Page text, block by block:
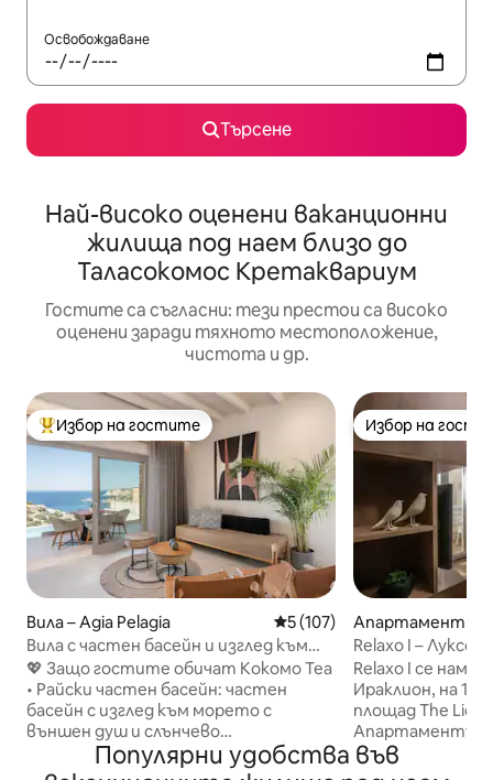
Освобождаване
Търсене
Най-високо оценени ваканционни
жилища под наем близо до
Таласокомос Кретаквариум
Гостите са съгласни: тези престои са високо
оценени заради тяхното местоположение,
чистота и др.
Най-популярен избор на гостите
Избор на гостите
Вила – Agia Pelagia Средна оценка: 5 от 5,
5 (107)
Вила с частен басейн и изглед към
морето, 400 до плажа
💖 Защо гостите обичат Кокомо Теа
• Райски частен басейн: частен
басейн с изглед към морето с
външен душ и слънчево
пространство за отдих. • Отлично
крайбрежно местоположение: само
Избор на
Избор на
Апартамент –
Relaxo I –
сърцето на
Relaxo I се
Ираклион, на 1
площад The
Апартаментът
отвътре,
с модерни
Популярни удобства във